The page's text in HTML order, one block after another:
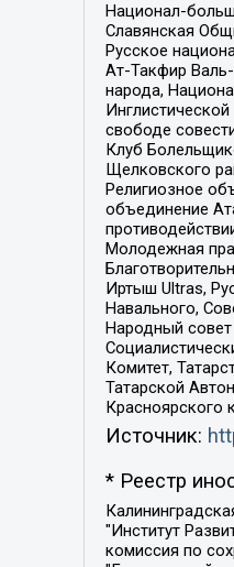
Национал-
Славянская
Русское
Ат-Такфир
народа,
свободе
Клуб
Щелковского
Религиозное
объединение
Молодежная
Иртыш Ultras,
Навального,
Народный
Комитет,
Татарской
Красноярского
Источник:
* Реестр
Калининградская региональная общественная организация "Экозащита!-Женсовет", Фонд содействия защите прав и свобод граждан "Общественный вердикт", Фонд "Институт Развития Свободы Информации", Частное учреждение "Информационное агентство МЕМО. РУ", Региональная общественная организация "Общественная комиссия по сохранению наследия академика Сахарова", Фонд поддержки свободы прессы, Санкт-Петербургская общественная правозащитная организация "Гражданский контроль", Межрегиональная общественная организация "Информационно-просветительский центр "Мемориал", Региональный Фонд "Центр Защиты Прав Средств Массовой Информации", с 05.12.2023 Фонд "Центр Защиты Прав Средств массовой информации", Региональная общественная благотворительная организация помощи беженцам и мигрантам "Гражданское содействие", Негосударственное образовательное учреждение дополнительного профессионального образования (повышение квалификации) специалистов "АКАДЕМИЯ ПО